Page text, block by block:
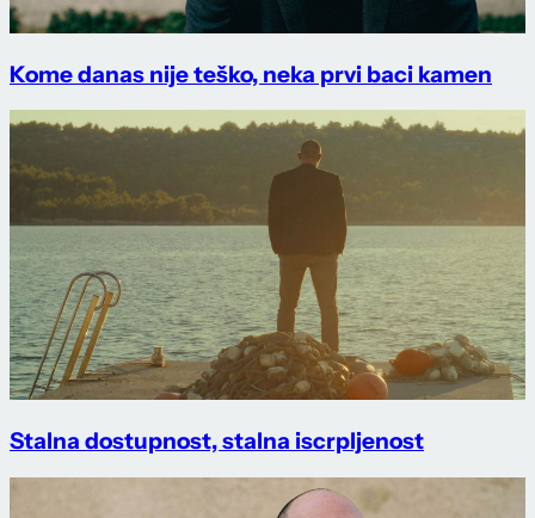
Kome danas nije teško, neka prvi baci kamen
Stalna dostupnost, stalna iscrpljenost